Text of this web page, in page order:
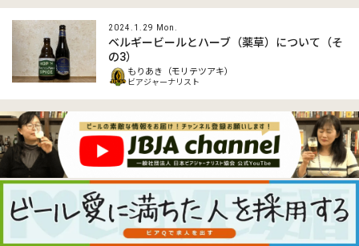
2024.1.29 Mon.
ベルギービールとハーブ（薬草）について（そ
の3）
もりあき（モリテツアキ）
ビアジャーナリスト